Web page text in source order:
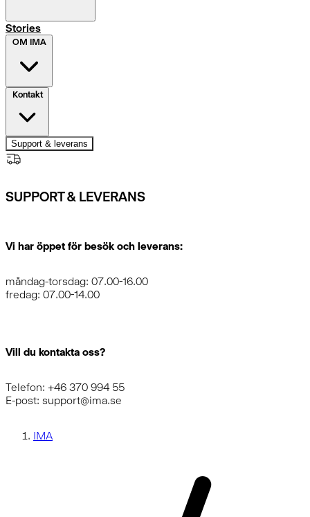
Stories
OM IMA
Kontakt
Support & leverans
SUPPORT & LEVERANS
Vi har öppet för besök och leverans:
måndag-torsdag: 07.00-16.00
fredag: 07.00-14.00
Vill du kontakta oss?
Telefon: +46 370 994 55
E-post: support@ima.se
IMA